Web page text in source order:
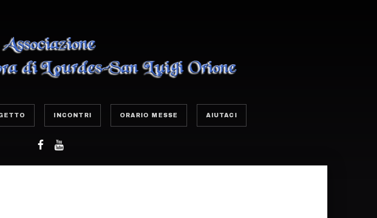
INCONTRI ORARIO MESSE AIUTACI